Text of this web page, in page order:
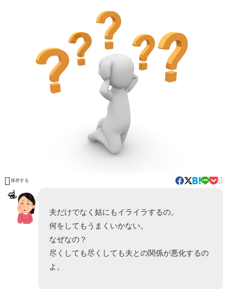
 保存する 
夫だけでなく姑にもイライラするの。
何をしてもうまくいかない。
なぜなの？
尽くしても尽くしても夫との関係が悪化するの
よ。